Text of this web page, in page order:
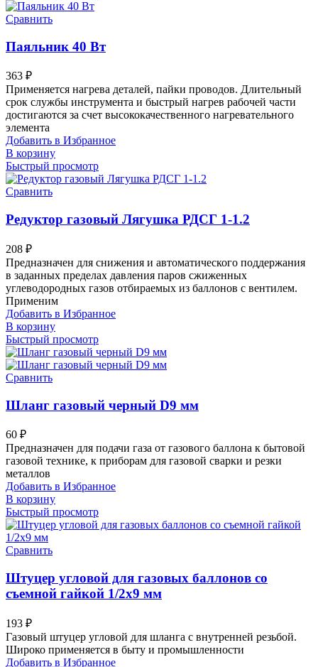
Сравнить
Паяльник 40 Вт
363 ₽
Применяется нагрева деталей, пайки проводов. Длительный
срок службы инструмента и быстрый нагрев рабочей части
достигаются за счет высококачественного нагревательного
элемента
Добавить в Избранное
В корзину
Быстрый просмотр
Сравнить
Редуктор газовый Лягушка РДСГ 1-1.2
208 ₽
Предназначен для снижения и автоматического поддержания
в заданных пределах давления паров сжиженных
углеводородных газов отбираемых из баллонов с вентилем.
Применим
Добавить в Избранное
В корзину
Быстрый просмотр
Сравнить
Шланг газовый черный D9 мм
60 ₽
Предназначен для подачи газа от газового баллона к бытовой
газовой технике, к приборам для газовой сварки и резки
металлов
Добавить в Избранное
В корзину
Быстрый просмотр
Сравнить
Штуцер угловой для газовых баллонов со
съемной гайкой 1/2х9 мм
193 ₽
Газовый штуцер угловой для шланга с внутренней резьбой.
Широко применяется в быту и промышленности
Добавить в Избранное